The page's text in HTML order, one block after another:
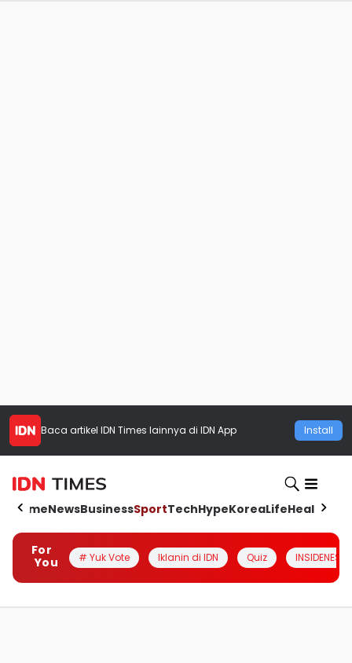
Baca artikel IDN Times lainnya di IDN App Install
HomeNewsBusinessSportTechHypeKoreaLifeHealth
For
You
# Yuk Vote Iklanin di IDN Quiz INSIDENESIA